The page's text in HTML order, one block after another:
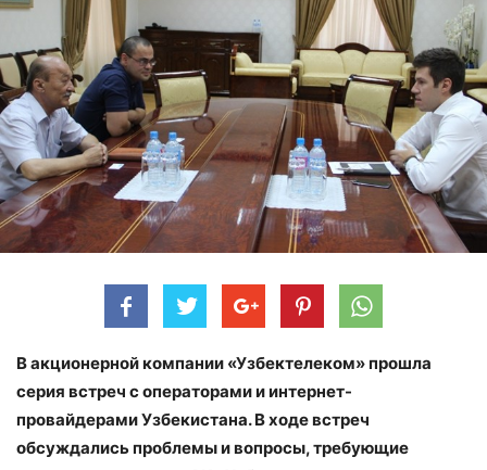
В акционерной компании «Узбектелеком» прошла
серия встреч с операторами и интернет-
провайдерами Узбекистана.В ходе встреч
обсуждались проблемы и вопросы, требующие